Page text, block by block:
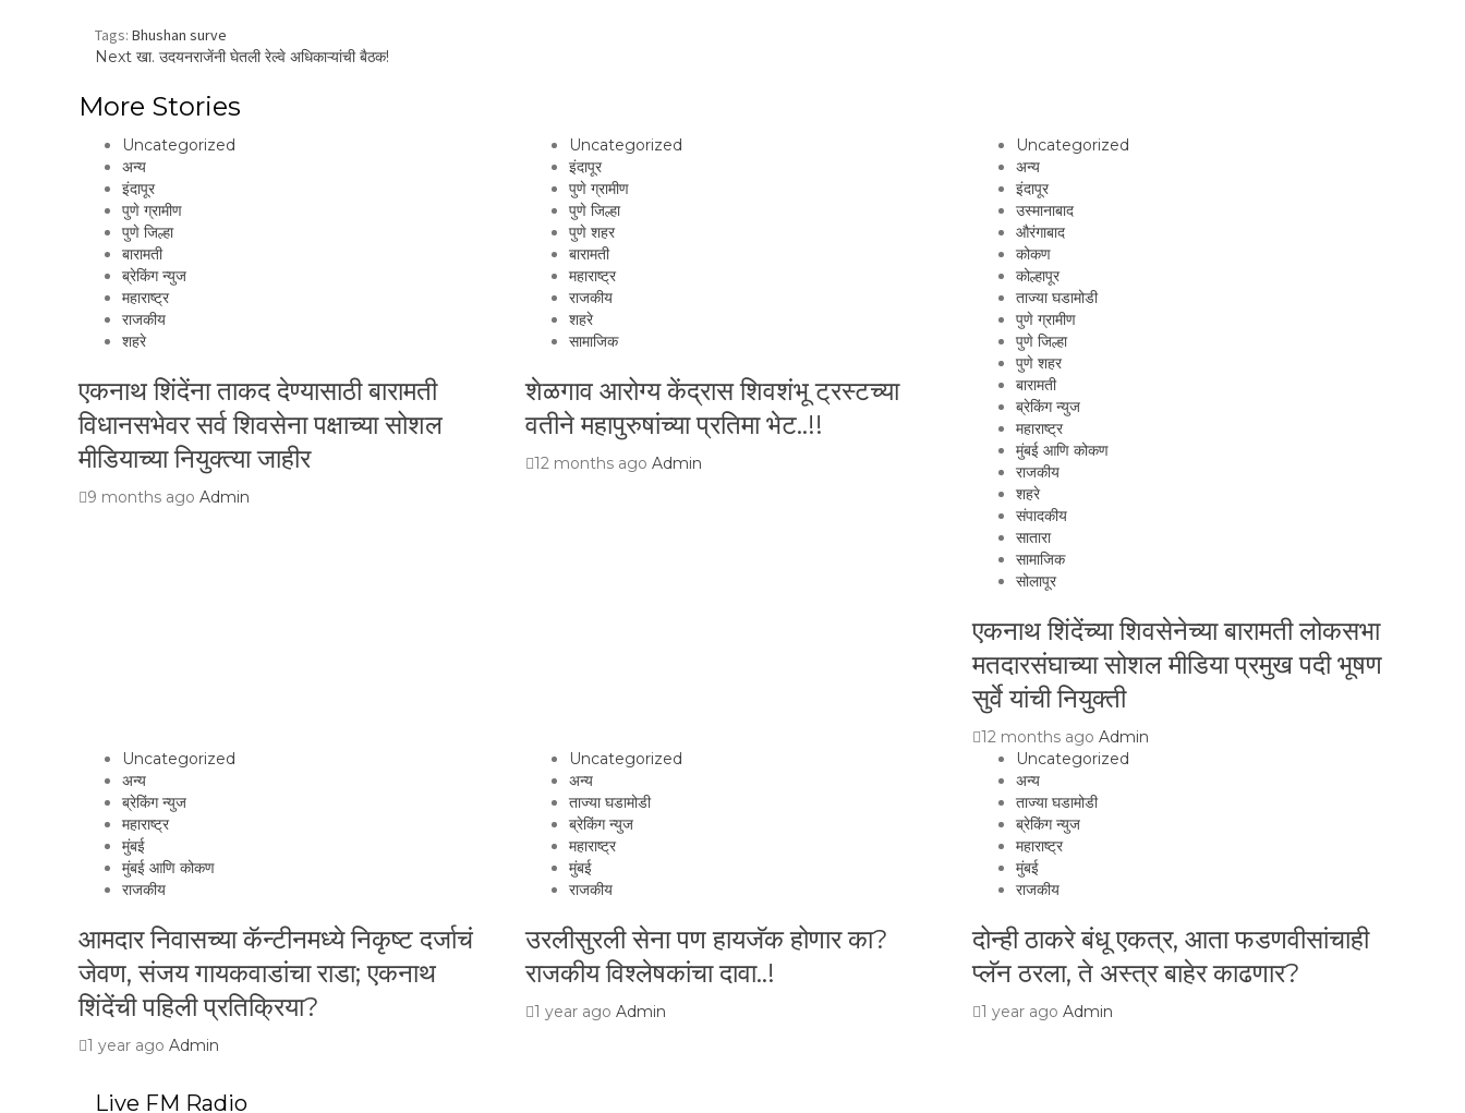
Tags: Bhushan surve
Continue
Reading
Next खा. उदयनराजेंनी घेतली रेल्वे अधिकाऱ्यांची बैठक!
More Stories
Uncategorized
अन्य
इंदापूर
पुणे ग्रामीण
पुणे जिल्हा
बारामती
ब्रेकिंग न्युज
महाराष्ट्र
राजकीय
शहरे
एकनाथ शिंदेंना ताकद देण्यासाठी बारामती
विधानसभेवर सर्व शिवसेना पक्षाच्या सोशल
मीडियाच्या नियुक्त्या जाहीर
9 months ago Admin
Uncategorized
इंदापूर
पुणे ग्रामीण
पुणे जिल्हा
पुणे शहर
बारामती
महाराष्ट्र
राजकीय
शहरे
सामाजिक
शेळगाव आरोग्य केंद्रास शिवशंभू ट्रस्टच्या
वतीने महापुरुषांच्या प्रतिमा भेट..!!
12 months ago Admin
Uncategorized
अन्य
इंदापूर
उस्मानाबाद
औरंगाबाद
कोकण
कोल्हापूर
ताज्या घडामोडी
पुणे ग्रामीण
पुणे जिल्हा
पुणे शहर
बारामती
ब्रेकिंग न्युज
महाराष्ट्र
मुंबई आणि कोकण
राजकीय
शहरे
संपादकीय
सातारा
सामाजिक
सोलापूर
एकनाथ शिंदेंच्या शिवसेनेच्या बारामती लोकसभा
मतदारसंघाच्या सोशल मीडिया प्रमुख पदी भूषण
सुर्वे यांची नियुक्ती
12 months ago Admin
Uncategorized
अन्य
ब्रेकिंग न्युज
महाराष्ट्र
मुंबई
मुंबई आणि कोकण
राजकीय
आमदार निवासच्या कॅन्टीनमध्ये निकृष्ट दर्जाचं
जेवण, संजय गायकवाडांचा राडा; एकनाथ
शिंदेंची पहिली प्रतिक्रिया?
1 year ago Admin
Uncategorized
अन्य
ताज्या घडामोडी
ब्रेकिंग न्युज
महाराष्ट्र
मुंबई
राजकीय
उरलीसुरली सेना पण हायजॅक होणार का?
राजकीय विश्लेषकांचा दावा..!
1 year ago Admin
Uncategorized
अन्य
ताज्या घडामोडी
ब्रेकिंग न्युज
महाराष्ट्र
मुंबई
राजकीय
दोन्ही ठाकरे बंधू एकत्र, आता फडणवीसांचाही
प्लॅन ठरला, ते अस्त्र बाहेर काढणार?
1 year ago Admin
Live FM Radio